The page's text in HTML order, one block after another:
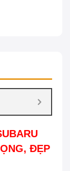
ĐẸP